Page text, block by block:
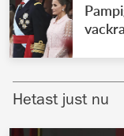
Hetast just nu